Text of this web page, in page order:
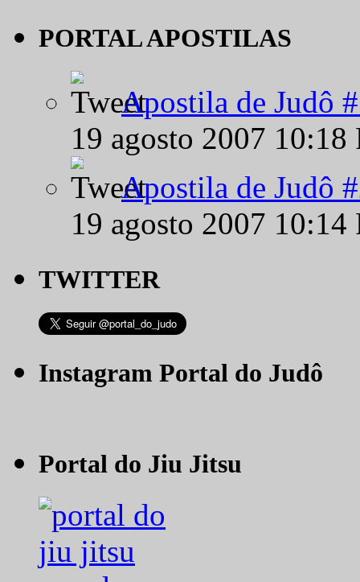
PORTAL APOSTILAS
Apostila de Judô
19 agosto 2007
Apostila de Judô
19 agosto 2007
TWITTER
Instagram Portal do Judô
Portal do Jiu Jitsu